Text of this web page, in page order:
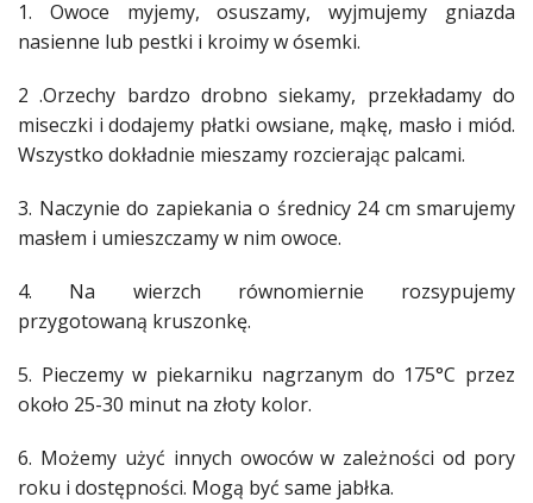
1. Owoce myjemy, osuszamy, wyjmujemy gniazda
nasienne lub pestki i kroimy w ósemki.
2 .Orzechy bardzo drobno siekamy, przekładamy do
miseczki i dodajemy płatki owsiane, mąkę, masło i miód.
Wszystko dokładnie mieszamy rozcierając palcami.
3. Naczynie do zapiekania o średnicy 24 cm smarujemy
masłem i umieszczamy w nim owoce.
4. Na wierzch równomiernie rozsypujemy
przygotowaną kruszonkę.
5. Pieczemy w piekarniku nagrzanym do 175°C przez
około 25-30 minut na złoty kolor.
6. Możemy użyć innych owocóww zależności od pory
roku i dostępności. Mogą być same jabłka.